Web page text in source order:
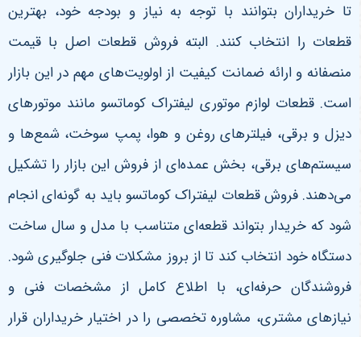
تا خریداران بتوانند با توجه به نیاز و بودجه خود، بهترین
قطعات را انتخاب کنند. البته فروش قطعات اصل با قیمت
منصفانه و ارائه ضمانت کیفیت از اولویت‌های مهم در این بازار
است. قطعات لوازم موتوری لیفتراک کوماتسو مانند موتورهای
دیزل و برقی، فیلترهای روغن و هوا، پمپ سوخت، شمع‌ها و
سیستم‌های برقی، بخش عمده‌ای از فروش این بازار را تشکیل
می‌دهند. فروش قطعات لیفتراک کوماتسو باید به گونه‌ای انجام
شود که خریدار بتواند قطعه‌ای متناسب با مدل و سال ساخت
دستگاه خود انتخاب کند تا از بروز مشکلات فنی جلوگیری شود.
فروشندگان حرفه‌ای، با اطلاع کامل از مشخصات فنی و
نیازهای مشتری، مشاوره تخصصی را در اختیار خریداران قرار